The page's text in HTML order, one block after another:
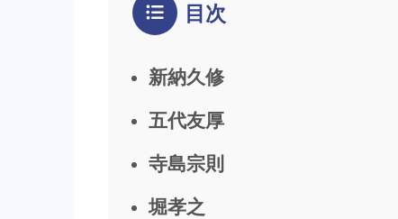
目次
新納久修
五代友厚
寺島宗則
堀孝之